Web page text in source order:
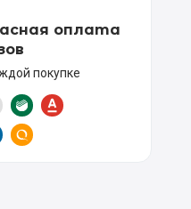
оплата
покупке